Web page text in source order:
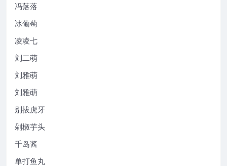
冯落落
冰葡萄
凌凌七
刘二萌
刘雅萌
刘雅萌
别拔虎牙
剁椒芋头
千岛酱
单打鱼丸